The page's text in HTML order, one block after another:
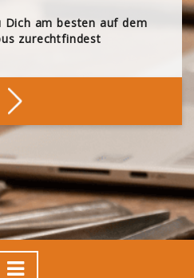
am besten auf dem
zurechtfindest
AGB